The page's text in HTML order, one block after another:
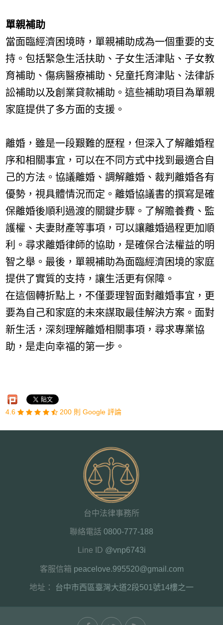
單親補助
當面臨經濟困境時，單親補助成為一個重要的支
持。包括緊急生活扶助、子女生活津貼、子女教
育補助、傷病醫療補助、兒童托育津貼、法律訴
訟補助以及創業貸款補助。這些補助項目為單親
家庭提供了多方面的支援。
離婚，雖是一段艱難的歷程，但深入了解離婚程
序和相關事宜，可以在不同方式中找到最適合自
己的方法。協議離婚、調解離婚、裁判離婚各有
優勢，視具體情況而定。離婚協議書的撰寫是確
保離婚後順利過渡的關鍵步驟。了解贍養費、監
護權、夫妻財產等事項，可以讓離婚過程更加順
利。尋求離婚律師的協助，是確保合法權益的明
智之舉。最後，單親補助為面臨經濟困境的家庭
提供了實質的支持，讓生活更有保障。
在這個轉折點上，不僅要理智面對離婚事宜，更
要為自己和家庭的未來謀取最佳解決方案。面對
新生活，深刻理解離婚相關事項，尋求專業協
助，是走向幸福的第一步。
4.6 200 則 Google 評論
台中法律事務所
聯絡電話 0800-777-188
Line ID @vnp6743i
客服信箱 peacelove.995520@gmail.com
地址： 台中市西區臺灣大道2段501號14樓之一